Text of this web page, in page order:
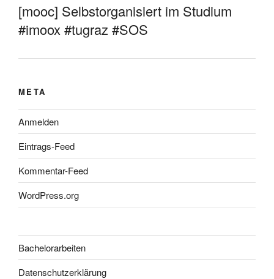
[mooc] Selbstorganisiert im Studium
#imoox #tugraz #SOS
META
Anmelden
Eintrags-Feed
Kommentar-Feed
WordPress.org
Bachelorarbeiten
Datenschutzerklärung